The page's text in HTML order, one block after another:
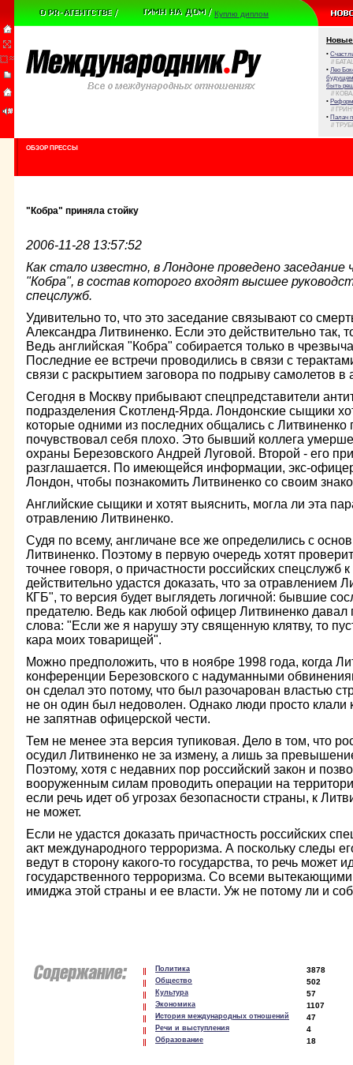
Куплю диплом
Новые
•
//
• Лео
будущем
быть
//
•
//
• Палач
//
ОБЗОР ПРЕССЫ
"Кобра" приняла стойку
2006-11-28 13:57:52
Как стало известно, в Лондоне проведено
"Кобра", в состав которого входят высшее
спецслужб.
Удивительно то, что это заседание связывают со
Александра Литвиненко. Если это действительно так,
Ведь английская "Кобра" собирается только в
Последние ее встречи проводились в связи с
связи с раскрытием заговора по подрыву самолетов в
Сегодня в Москву прибывают спецпредставители
подразделения Скотленд-Ярда. Лондонские сыщики
которые одними из последних общались с Литвиненко
почувствовал себя плохо. Это бывший коллега
охраны Березовского Андрей Луговой. Второй - его
разглашается. По имеющейся информации, экс-
Лондон, чтобы познакомить Литвиненко со своим
Английские сыщики и хотят выяснить, могла ли эта
отравлению Литвиненко.
Судя по всему, англичане все же определились с
Литвиненко. Поэтому в первую очередь хотят
точнее говоря, о причастности российских спецслужб
действительно удастся доказать, что за отравлением
КГБ", то версия будет выглядеть логичной: бывшие
предателю. Ведь как любой офицер Литвиненко давал
слова: "Если же я нарушу эту священную клятву, то
кара моих товарищей".
Можно предположить, что в ноябре 1998 года, когда
конференции Березовского с надуманными
он сделал это потому, что был разочарован властью
не он один был недоволен. Однако люди просто клали
не запятнав офицерской чести.
Тем не менее эта версия тупиковая. Дело в том, что
осудил Литвиненко не за измену, а лишь за
Поэтому, хотя с недавних пор российский закон и
вооруженным силам проводить операции на
если речь идет об угрозах безопасности страны, к
не может.
Если не удастся доказать причастность российских
акт международного терроризма. А поскольку следы
ведут в сторону какого-то государства, то речь может
государственного терроризма. Со всеми
имиджа этой страны и ее власти. Уж не потому ли и
Политика 3878
Общество 502
Культура 57
Экономика 1107
История международных отношений 47
Речи и выступления 4
Образование 18